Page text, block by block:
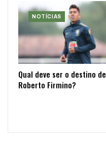
NOTÍCIAS
Qual deve ser o destino de
Roberto Firmino?